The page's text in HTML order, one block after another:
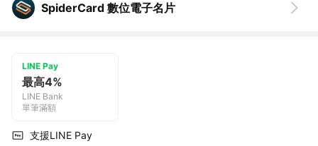
SpiderCard 數位電子名片
LINE Pay
最高4%
LINE Bank
單筆滿額
支援LINE Pay